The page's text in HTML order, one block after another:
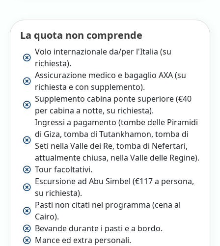
La quota non comprende
Volo internazionale da/per l'Italia (su
richiesta).
Assicurazione medico e bagaglio AXA (su
richiesta e con supplemento).
Supplemento cabina ponte superiore (€40
per cabina a notte, su richiesta).
Ingressi a pagamento (tombe delle Piramidi
di Giza, tomba di Tutankhamon, tomba di
Seti nella Valle dei Re, tomba di Nefertari,
attualmente chiusa, nella Valle delle Regine).
Tour facoltativi.
Escursione ad Abu Simbel (€117 a persona,
su richiesta).
Pasti non citati nel programma (cena al
Cairo).
Bevande durante i pasti e a bordo.
Mance ed extra personali.